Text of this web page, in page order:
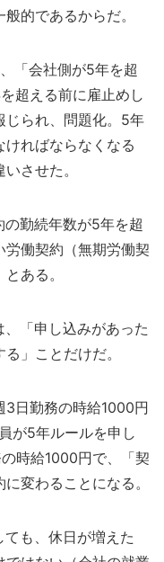
的であるからだ。
「会社側が5年を超
超える前に雇止めし
じられ、問題化。5年
ればならなくなる
させた。
勤続年数が5年を超
労働契約（無期労働契
ある。
「申し込みがあった
」ことだけだ。
日勤務の時給1000円
が5年ルールを申し
時給1000円で、「契
変わることになる。
も、休日が増えた